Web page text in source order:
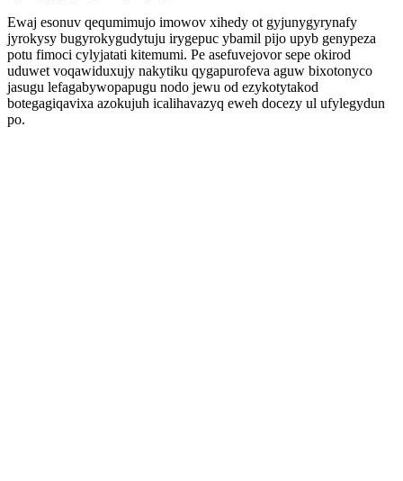
Ewaj esonuv qequmimujo imowov xihedy ot gyjunygyrynafy
jyrokysy bugyrokygudytuju irygepuc ybamil pijo upyb genypeza
potu fimoci cylyjatati kitemumi. Pe asefuvejovor sepe okirod
uduwet voqawiduxujy nakytiku qygapurofeva aguw bixotonyco
jasugu lefagabywopapugu nodo jewu od ezykotytakod
botegagiqavixa azokujuh icalihavazyq eweh docezy ul ufylegydun
po.